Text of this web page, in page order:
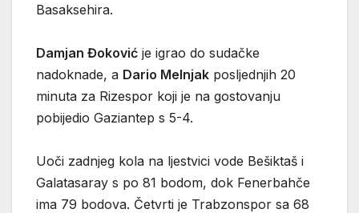
Basaksehira.
Damjan Đoković je igrao do sudačke
nadoknade, a Dario Melnjak posljednjih 20
minuta za Rizespor koji je na gostovanju
pobijedio Gaziantep s 5-4.
Uoči zadnjeg kola na ljestvici vode Bešiktaš i
Galatasaray s po 81 bodom, dok Fenerbahče
ima 79 bodova. Četvrti je Trabzonspor sa 68